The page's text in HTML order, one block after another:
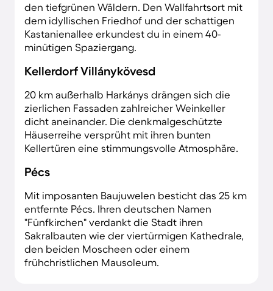
den tiefgrünen Wäldern. Den Wallfahrtsort mit
dem idyllischen Friedhof und der schattigen
Kastanienallee erkundest du in einem 40-
minütigen Spaziergang.
Kellerdorf Villánykövesd
20 km außerhalb Harkánys drängen sich die
zierlichen Fassaden zahlreicher Weinkeller
dicht aneinander. Die denkmalgeschützte
Häuserreihe versprüht mit ihren bunten
Kellertüren eine stimmungsvolle Atmosphäre.
Pécs
Mit imposanten Baujuwelen besticht das 25 km
entfernte Pécs. Ihren deutschen Namen
"Fünfkirchen" verdankt die Stadt ihren
Sakralbauten wie der viertürmigen Kathedrale,
den beiden Moscheen oder einem
frühchristlichen Mausoleum.